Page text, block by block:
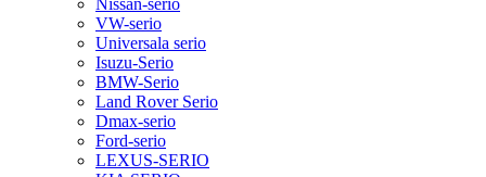
VW-serio
Universala serio
Isuzu-Serio
BMW-Serio
Land Rover Serio
Dmax-serio
Ford-serio
LEXUS-SERIO